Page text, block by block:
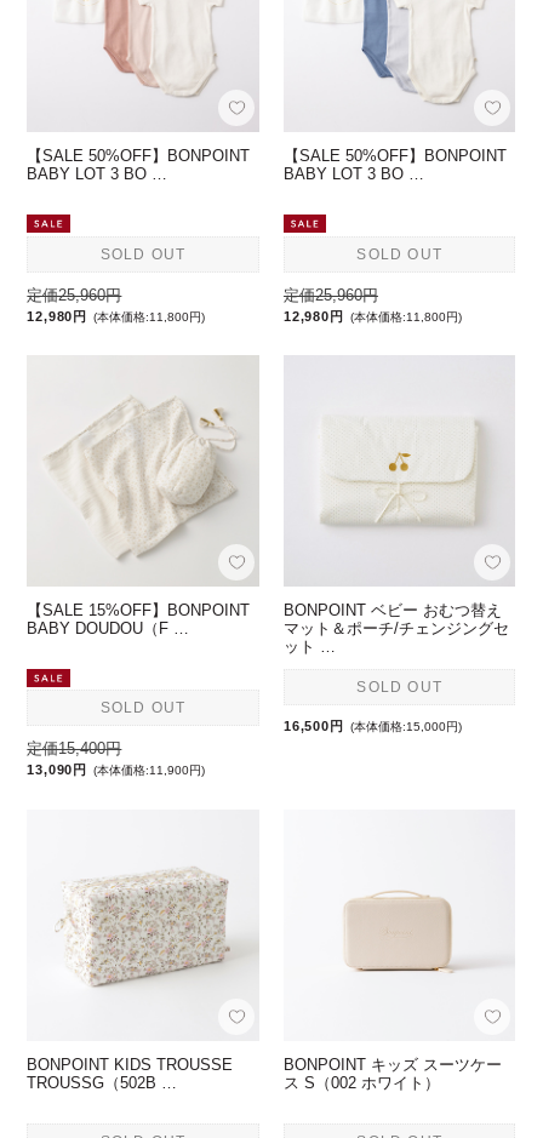
【SALE 50%OFF】BONPOINT
BABY LOT 3 BO …
SOLD OUT
定価25,960円
12,980円 (本体価格:11,800円)
【SALE 50%OFF】BONPOINT
BABY LOT 3 BO …
SOLD OUT
定価25,960円
12,980円 (本体価格:11,800円)
【SALE 15%OFF】BONPOINT
BABY DOUDOU（F …
SOLD OUT
定価15,400円
13,090円 (本体価格:11,900円)
BONPOINT ベビー おむつ替え
マット＆ポーチ/チェンジングセ
ット …
SOLD OUT
16,500円 (本体価格:15,000円)
BONPOINT KIDS TROUSSE
TROUSSG（502B …
BONPOINT キッズ スーツケー
ス S（002 ホワイト）